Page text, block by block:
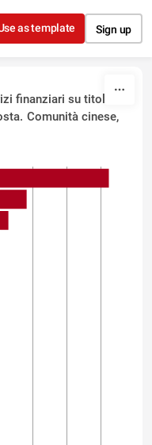
as template Sign up
finanziari su titolari
Comunità cinese,